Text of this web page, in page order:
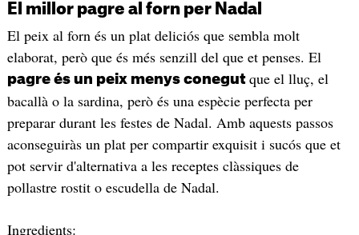
El millor pagre al forn per Nadal
El peix al forn és un plat deliciós que sembla molt
elaborat, però que és més senzill del que et penses. El
pagre és un peix menys conegut que el lluç, el
bacallà o la sardina, però és una espècie perfecta per
preparar durant les festes de Nadal. Amb aquests passos
aconseguiràs un plat per compartir exquisit i sucós que et
pot servir d'alternativa a les receptes clàssiques de
pollastre rostit o escudella de Nadal.
Ingredients: